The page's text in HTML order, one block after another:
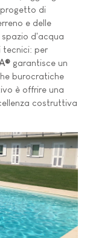
di
e delle
d'acqua
tecnici: per
garantisce un
burocratiche
è offrire una
costruttiva